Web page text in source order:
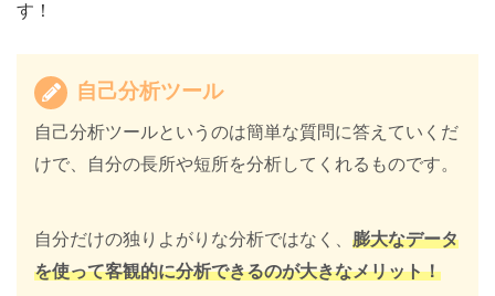
す！
自己分析ツール
自己分析ツールというのは簡単な質問に答えていくだ
けで、自分の長所や短所を分析してくれるものです。
自分だけの独りよがりな分析ではなく、 膨大なデータ
を使って客観的に分析できるのが大きなメリット！